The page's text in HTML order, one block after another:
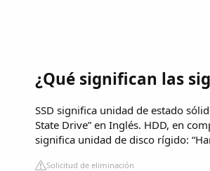
¿Qué significan las
SSD significa unidad de estado
State Drive” en Inglés. HDD, en
significa unidad de disco rígido:
Solicitud de eliminación